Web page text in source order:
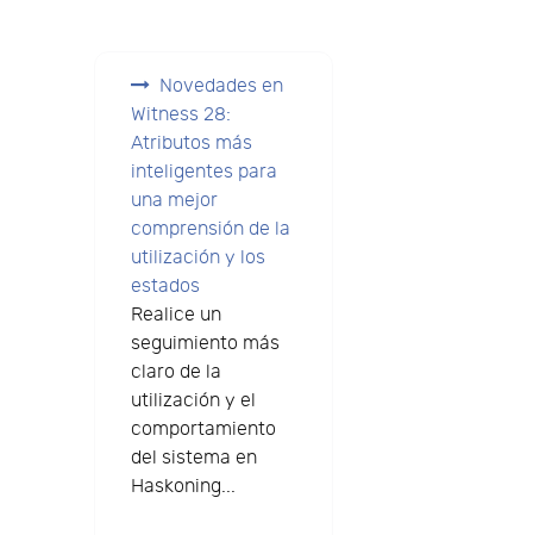
Novedades en
Witness 28:
Atributos más
inteligentes para
una mejor
comprensión de la
utilización y los
estados
Realice un
seguimiento más
claro de la
utilización y el
comportamiento
del sistema en
Haskoning...